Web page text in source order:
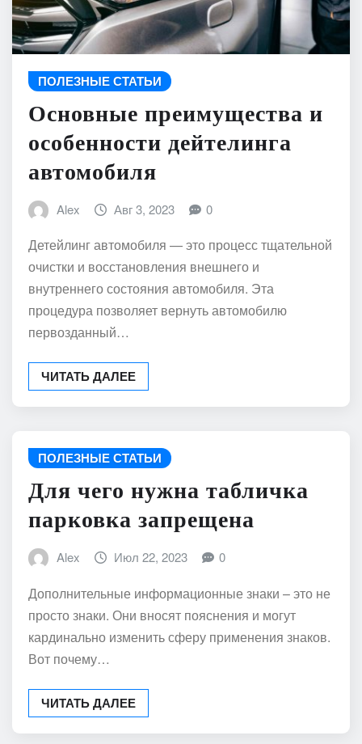
ПОЛЕЗНЫЕ СТАТЬИ
Основные преимущества и
особенности дейтелинга
автомобиля
Alex Авг 3, 2023 0
Детейлинг автомобиля — это процесс тщательной
очистки и восстановления внешнего и
внутреннего состояния автомобиля. Эта
процедура позволяет вернуть автомобилю
первозданный…
ЧИТАТЬ ДАЛЕЕ
ПОЛЕЗНЫЕ СТАТЬИ
Для чего нужна табличка
парковка запрещена
Alex Июл 22, 2023 0
Дополнительные информационные знаки – это не
просто знаки. Они вносят пояснения и могут
кардинально изменить сферу применения знаков.
Вот почему…
ЧИТАТЬ ДАЛЕЕ